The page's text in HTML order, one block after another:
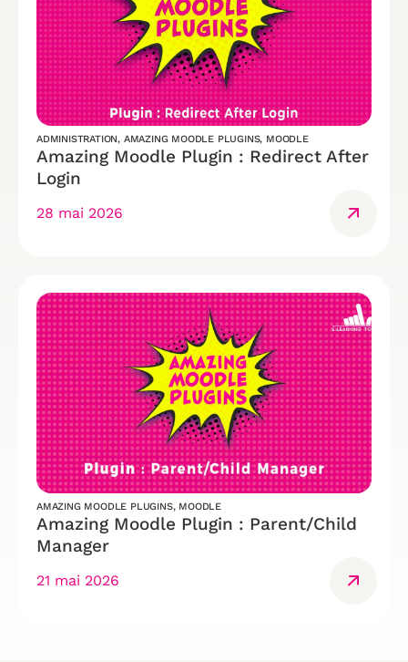
ADMINISTRATION, AMAZING MOODLE PLUGINS, MOODLE
Amazing Moodle Plugin : Redirect After
Login
28 mai 2026
AMAZING MOODLE PLUGINS, MOODLE
Amazing Moodle Plugin : Parent/Child
Manager
21 mai 2026